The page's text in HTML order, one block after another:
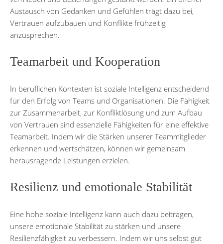
Austausch von Gedanken und Gefühlen trägt dazu bei,
Vertrauen aufzubauen und Konflikte frühzeitig
anzusprechen.
Teamarbeit und Kooperation
In beruflichen Kontexten ist soziale Intelligenz entscheidend
für den Erfolg von Teams und Organisationen. Die Fähigkeit
zur Zusammenarbeit, zur Konfliktlösung und zum Aufbau
von Vertrauen sind essenzielle Fähigkeiten für eine effektive
Teamarbeit. Indem wir die Stärken unserer Teammitglieder
erkennen und wertschätzen, können wir gemeinsam
herausragende Leistungen erzielen.
Resilienz und emotionale Stabilität
Eine hohe soziale Intelligenz kann auch dazu beitragen,
unsere emotionale Stabilität zu stärken und unsere
Resilienzfähigkeit zu verbessern. Indem wir uns selbst gut